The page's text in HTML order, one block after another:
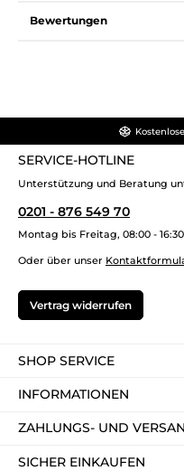
Bewertungen
SERVICE-HOTLINE
Unterstützung und Beratung
0201 - 876 549 70
Montag bis Freitag, 08:00 -
Oder über unser
Vertrag widerrufen
SHOP SERVICE
INFORMATIONEN
ZAHLUNGS- UND
SICHER EINKAUFEN